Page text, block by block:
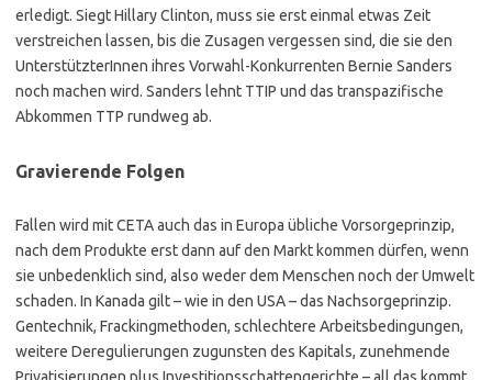
erledigt. Siegt Hillary Clinton, muss sie erst einmal etwas Zeit
verstreichen lassen, bis die Zusagen vergessen sind, die sie den
UnterstützterInnen ihres Vorwahl-Konkurrenten Bernie Sanders
noch machen wird. Sanders lehnt TTIP und das transpazifische
Abkommen TTP rundweg ab.
Gravierende Folgen
Fallen wird mit CETA auch das in Europa übliche Vorsorgeprinzip,
nach dem Produkte erst dann auf den Markt kommen dürfen, wenn
sie unbedenklich sind, also weder dem Menschen noch der Umwelt
schaden. In Kanada gilt – wie in den USA – das Nachsorgeprinzip.
Gentechnik, Frackingmethoden, schlechtere Arbeitsbedingungen,
weitere Deregulierungen zugunsten des Kapitals, zunehmende
Privatisierungen plus Investitionsschattengerichte – all das kommt